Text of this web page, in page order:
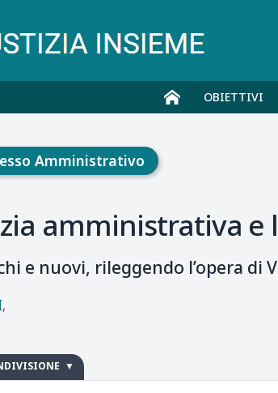
OBIETTIVI
Amministrativo
amministrativa
e nuovi, rileggendo l’opera